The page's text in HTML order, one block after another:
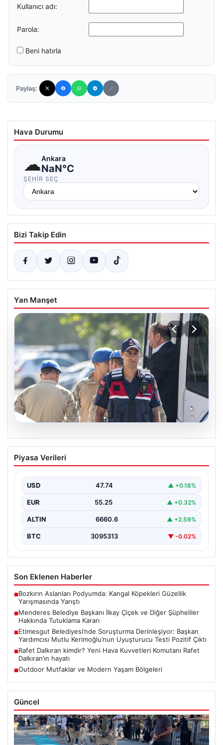
Kullanıcı adı:
Parola:
Beni hatırla
Paylaş:
Hava Durumu
☁Ankara
NaN°C
ŞEHIR SEÇ
Bizi Takip Edin
Yan Manşet
07.08.2026
Menderes Belediye Başkanı İlkay Çiçek
ve Diğer Şüpheliler Hakkında Tutuklama
İzmir Cumhuriyet Başsavcılığı'nın yürüttüğü kapsamlı
gerçekleşen usulsüzlük iddiaları gündemdeki yerini…
Piyasa Verileri
USD 47.74 ▲ +0.18%
EUR 55.25 ▲ +0.32%
ALTIN 6660.6 ▲ +2.59%
BTC 3095313 ▼ -0.02%
Son Eklenen Haberler
■Bozkırın Aslanları Podyumda: Kangal Köpekleri Güzellik
Yarışmasında Yarıştı
■Menderes Belediye Başkanı İlkay Çiçek ve Diğer Şüpheliler
Hakkında Tutuklama Kararı
■Etimesgut Belediyesi’nde Soruşturma Derinleşiyor: Başkan
Yardımcısı Mutlu Kerimoğlu’nun Uyuşturucu Testi Pozitif Çıktı
■Rafet Dalkıran kimdir? Yeni Hava Kuvvetleri Komutanı Rafet
Dalkıran’ın hayatı
■Outdoor Mutfaklar ve Modern Yaşam Bölgeleri
Güncel